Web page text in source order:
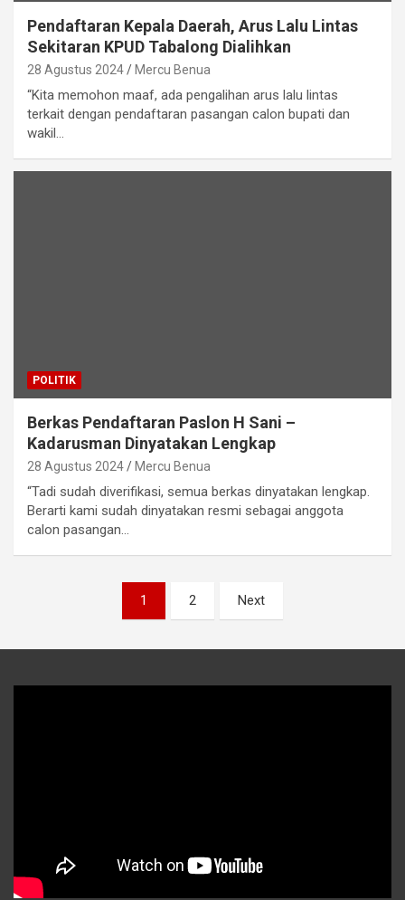
Pendaftaran Kepala Daerah, Arus Lalu Lintas
Sekitaran KPUD Tabalong Dialihkan
28 Agustus 2024 Mercu Benua
“Kita memohon maaf, ada pengalihan arus lalu lintas
terkait dengan pendaftaran pasangan calon bupati dan
wakil…
POLITIK
Berkas Pendaftaran Paslon H Sani –
Kadarusman Dinyatakan Lengkap
28 Agustus 2024 Mercu Benua
“Tadi sudah diverifikasi, semua berkas dinyatakan lengkap.
Berarti kami sudah dinyatakan resmi sebagai anggota
calon pasangan…
1 2 Next